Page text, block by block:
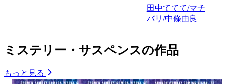
田中ててて/マチ
バリ/中條由良
ミステリー・サスペンスの作品
もっと見る